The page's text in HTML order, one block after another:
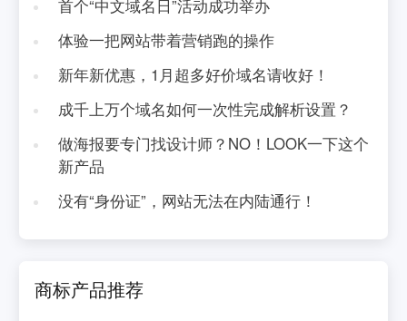
首个“中文域名日”活动成功举办
体验一把网站带着营销跑的操作
新年新优惠，1月超多好价域名请收好！
成千上万个域名如何一次性完成解析设置？
做海报要专门找设计师？NO！LOOK一下这个
新产品
没有“身份证”，网站无法在内陆通行！
商标产品推荐